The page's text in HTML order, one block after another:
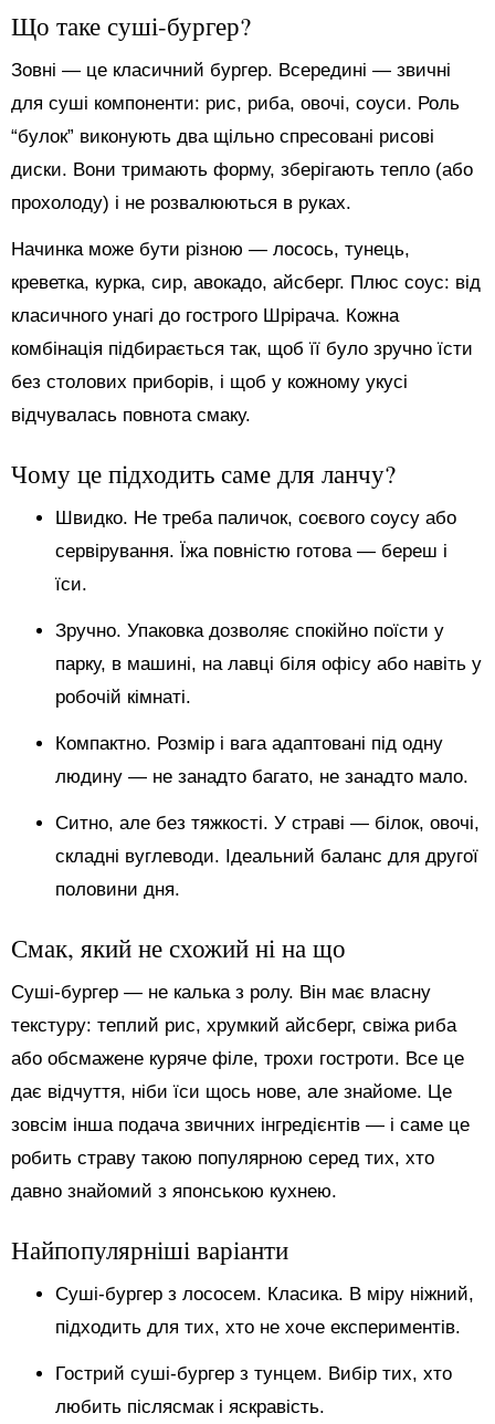
Що таке суші-бургер?
Зовні — це класичний бургер. Всередині — звичні
для суші компоненти: рис, риба, овочі, соуси. Роль
“булок” виконують два щільно спресовані рисові
диски. Вони тримають форму, зберігають тепло (або
прохолоду) і не розвалюються в руках.
Начинка може бути різною — лосось, тунець,
креветка, курка, сир, авокадо, айсберг. Плюс соус: від
класичного унагі до гострого Шрірача. Кожна
комбінація підбирається так, щоб її було зручно їсти
без столових приборів, і щоб у кожному укусі
відчувалась повнота смаку.
Чому це підходить саме для ланчу?
Швидко. Не треба паличок, соєвого соусу або
сервірування. Їжа повністю готова — береш і
їси.
Зручно. Упаковка дозволяє спокійно поїсти у
парку, в машині, на лавці біля офісу або навіть у
робочій кімнаті.
Компактно. Розмір і вага адаптовані під одну
людину — не занадто багато, не занадто мало.
Ситно, але без тяжкості. У страві — білок, овочі,
складні вуглеводи. Ідеальний баланс для другої
половини дня.
Смак, який не схожий ні на що
Суші-бургер — не калька з ролу. Він має власну
текстуру: теплий рис, хрумкий айсберг, свіжа риба
або обсмажене куряче філе, трохи гостроти. Все це
дає відчуття, ніби їси щось нове, але знайоме. Це
зовсім інша подача звичних інгредієнтів — і саме це
робить страву такою популярною серед тих, хто
давно знайомий з японською кухнею.
Найпопулярніші варіанти
Суші-бургер з лососем. Класика. В міру ніжний,
підходить для тих, хто не хоче експериментів.
Гострий суші-бургер з тунцем. Вибір тих, хто
любить післясмак і яскравість.